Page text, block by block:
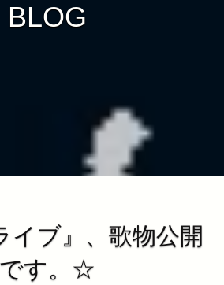
Blog
BLOG
イブ』、歌物公開
です。☆